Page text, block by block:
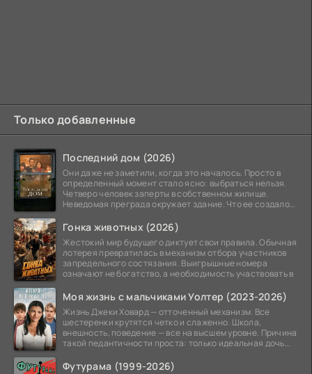
Только добавленные
Последний дом (2026)
Они даже не заметили, когда это началось. Просто в
определенный момент стало ясно: выбраться нельзя.
Четверо человек заперты в собственном жилище.
Неведомая преграда окружает здание. Что ее создало
Гонка животных (2026)
Жестокий мир будущего диктует свои правила. Обычная
лотерея превратилась в механизм отбора участников
запредельного состязания. Выигрышные номера
означают не богатство, а необходимость участвовать в
Моя жизнь с мальчиками Уолтер (2023-2026)
Жизнь Джеки Ховард — отточенный механизм. Все
шестеренки крутятся четко и слаженно. Школа,
внешность, поведение — все на высшем уровне. Причина
такой педантичности проста: только идеальная дочь
Футурама (1999-2026)